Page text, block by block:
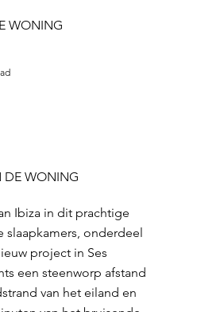
WONING
DE WONING
Ibiza in dit prachtige
slaapkamers, onderdeel
project in Ses
een steenworp afstand
van het eiland en